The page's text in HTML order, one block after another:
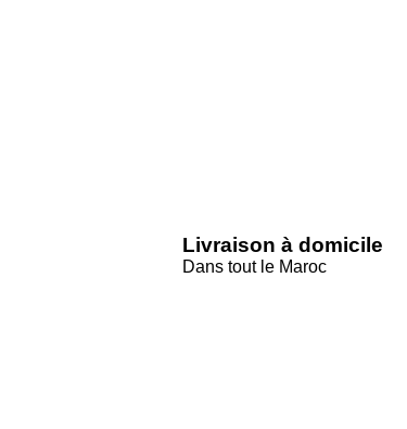
Livraison à domicile
Dans tout le Maroc